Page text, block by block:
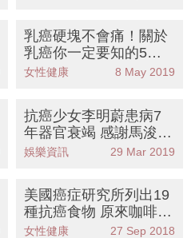
乳癌硬塊不會痛！關於
乳癌你一定要知的5大
迷思 乳癌硬塊位置+乳
女性健康 8 May 2019
抗癌少女李明蔚患病7
年器官衰竭 感謝馬浚偉
出錢出力圓歌唱夢
娛樂資訊 29 Mar 2019
美國癌症研究所列出19
種抗癌食物 原來咖啡同
茶都可以抗癌？！
女性健康 27 Sep 2018